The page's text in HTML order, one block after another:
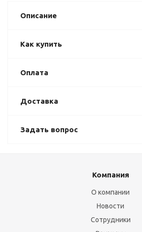
Описание
Как купить
Оплата
Доставка
Задать вопрос
Компания
О компании
Новости
Сотрудники